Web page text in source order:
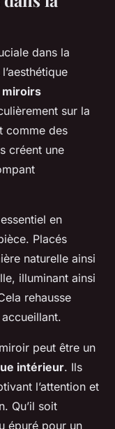
dans la
miroirs
sur la
comme des
créent une
en
Placés
naturelle ainsi
illuminant ainsi
rehausse
accueillant.
peut être un
intérieur. Ils
l’attention et
Qu’il soit
épuré pour un